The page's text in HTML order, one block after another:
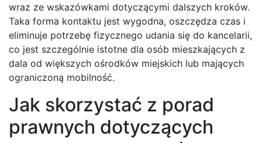
wraz ze wskazówkami dotyczącymi dalszych kroków.
Taka forma kontaktu jest wygodna, oszczędza czas i
eliminuje potrzebę fizycznego udania się do kancelarii,
co jest szczególnie istotne dla osób mieszkających z
dala od większych ośrodków miejskich lub mających
ograniczoną mobilność.
Jak skorzystać z porad
prawnych dotyczących